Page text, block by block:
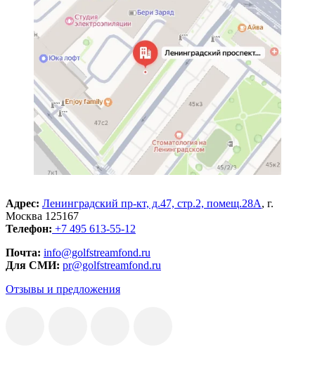
Адрес: Ленинградский пр-кт, д.47, стр.2, помещ.28А, г.
Москва 125167
Телефон: +7 495 613-55-12
Почта: info@golfstreamfond.ru
Для СМИ: pr@golfstreamfond.ru
Отзывы и предложения